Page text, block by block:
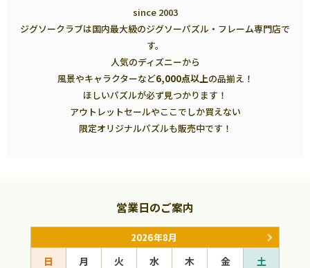
since 2003
ジグソークラブは国内最大級のジグソーパズル・フレーム専門店で
す。
人気のディズニーから
風景やキャラクターなど6,000点以上の品揃え！
ほしいパズルが必ず見つかります！
アウトレットセールやここでしか買えない
限定オリジナルパズルも販売中です！
営業日のご案内
2026年8月
日 月 火 水 木 金
土